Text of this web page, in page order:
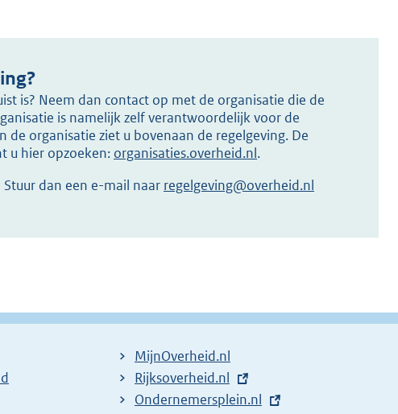
is? Neem dan contact op met de organisatie die de
is namelijk zelf verantwoordelijk voor de
de organisatie ziet u bovenaan de regelgeving. De
u hier opzoeken: organisaties.overheid.nl.
dan een e-mail naar regelgeving@overheid.nl
MijnOverheid.nl
E
x
Rijksoverheid.nl
E
Ondernemersplein.nl